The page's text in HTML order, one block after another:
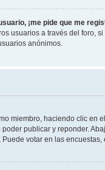
¡me pide que me
usuarios a través del foro,
anónimos.
miembro, haciendo clic en
publicar y reponder.
votar en las encuestas,